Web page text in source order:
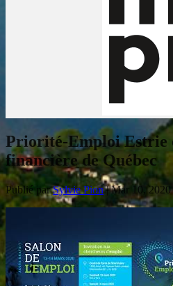
Priorité-Emploi Estrie
financière de Québec
Publié parSylvie Pion|Mar 10, 2020